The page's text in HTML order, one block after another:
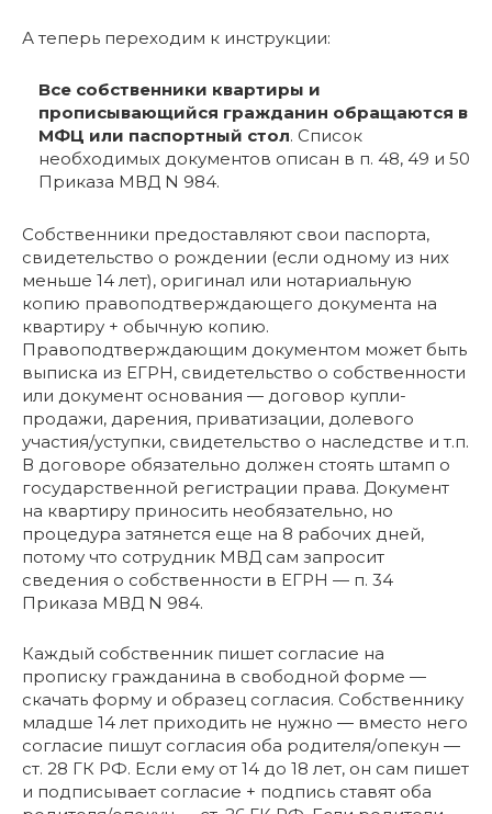
А теперь переходим к инструкции:
Все собственники квартиры и
прописывающийся гражданин обращаются в
МФЦ или паспортный стол. Список
необходимых документов описан в п. 48, 49 и 50
Приказа МВД N 984.
Собственники предоставляют свои паспорта,
свидетельство о рождении (если одному из них
меньше 14 лет), оригинал или нотариальную
копию правоподтверждающего документа на
квартиру + обычную копию.
Правоподтверждающим документом может быть
выписка из ЕГРН, свидетельство о собственности
или документ основания — договор купли-
продажи, дарения, приватизации, долевого
участия/уступки, свидетельство о наследстве и т.п.
В договоре обязательно должен стоять штамп о
государственной регистрации права. Документ
на квартиру приносить необязательно, но
процедура затянется еще на 8 рабочих дней,
потому что сотрудник МВД сам запросит
сведения о собственности в ЕГРН — п. 34
Приказа МВД N 984.
Каждый собственник пишет согласие на
прописку гражданина в свободной форме —
скачать форму и образец согласия. Собственнику
младше 14 лет приходить не нужно — вместо него
согласие пишут согласия оба родителя/опекун —
ст. 28 ГК РФ. Если ему от 14 до 18 лет, он сам пишет
и подписывает согласие + подпись ставят оба